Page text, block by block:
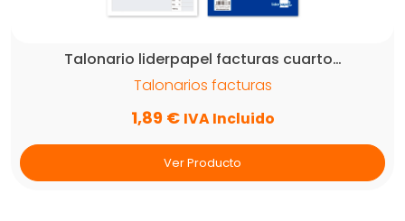
Talonario liderpapel facturas cuarto…
Talonarios facturas
1,89 € IVA Incluido
Ver Producto